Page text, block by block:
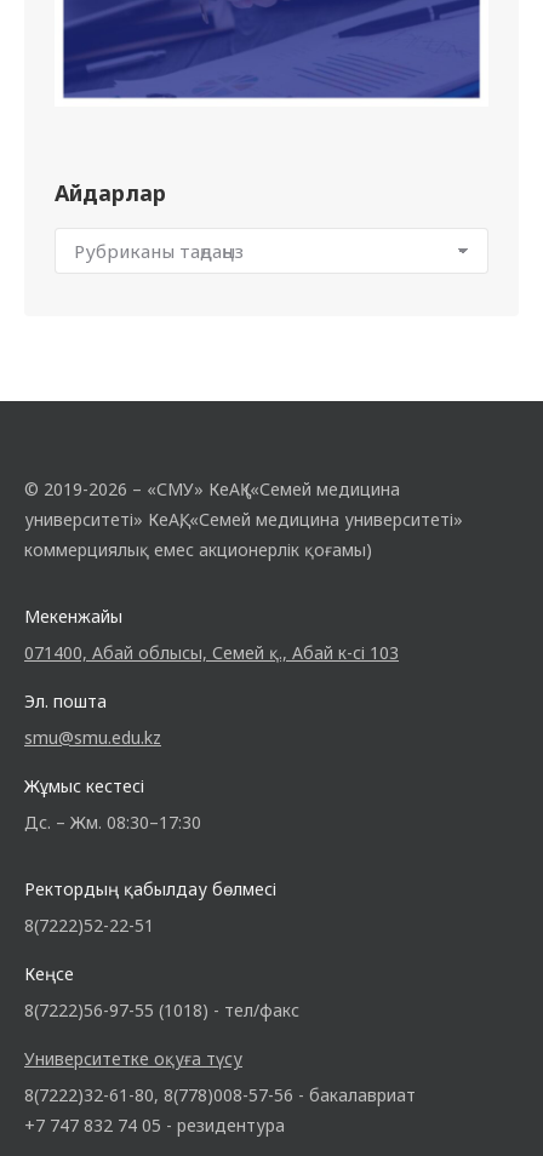
Айдарлар
© 2019-2026 – «СМУ» КеАҚ («Семей медицина
университеті» КеАҚ, «Семей медицина университеті»
коммерциялық емес акционерлік қоғамы)
Мекенжайы
071400, Абай облысы, Семей қ., Абай к-сі 103
Эл. пошта
smu@smu.edu.kz
Жұмыс кестесі
Дс. – Жм. 08:30–17:30
Ректордың қабылдау бөлмесі
8(7222)52-22-51
Кеңсе
8(7222)56-97-55 (1018) - тел/факс
Университетке оқуға түсу
8(7222)32-61-80, 8(778)008-57-56 - бакалавриат
+7 747 832 74 05 - резидентура